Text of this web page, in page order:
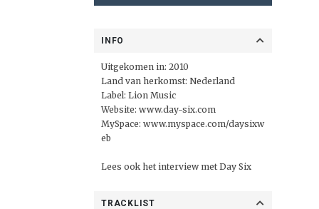
INFO
Uitgekomen in: 2010
Land van herkomst: Nederland
Label: Lion Music
Website: www.day-six.com
MySpace: www.myspace.com/daysixw
eb
Lees ookhet interviewmet Day Six
TRACKLIST